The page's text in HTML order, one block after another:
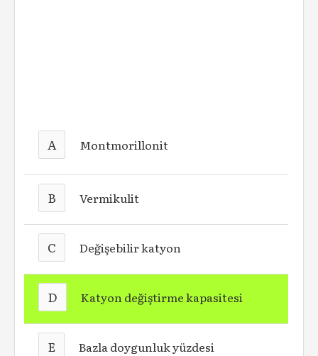
A Montmorillonit
B Vermikulit
C Değişebilir katyon
D Katyon değiştirme kapasitesi
E Bazla doygunluk yüzdesi